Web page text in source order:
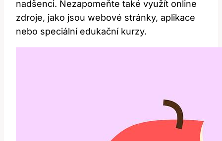
nadšenci. Nezapomeňte také využít online
zdroje, jako jsou webové stránky, aplikace
nebo speciální edukační kurzy.